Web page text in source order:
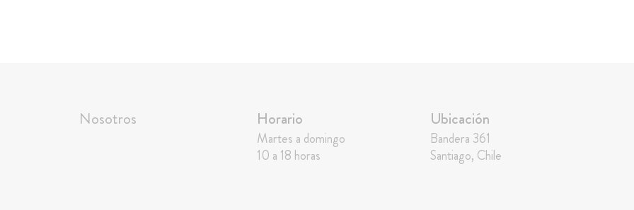
Nosotros Horario
Martes a domingo
10 a 18 horas
Ubicación
Bandera 361
Santiago, Chile